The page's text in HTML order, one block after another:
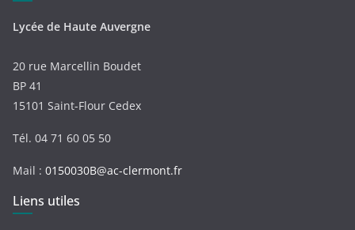
Lycée de Haute Auvergne
20 rue Marcellin Boudet
BP 41
15101 Saint-Flour Cedex
Tél. 04 71 60 05 50
Mail : 0150030B@ac-clermont.fr
Liens utiles